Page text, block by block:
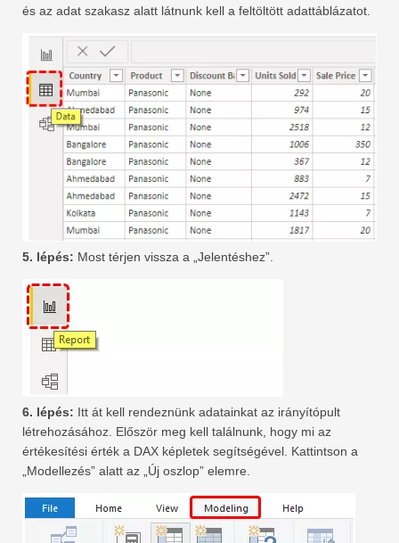
és az adat szakasz alatt látnunk kell a feltöltött adattáblázatot.
5. lépés: Most térjen vissza a „Jelentéshez”.
6. lépés: Itt át kell rendeznünk adatainkat az irányítópult
létrehozásához. Először meg kell találnunk, hogy mi az
értékesítési érték a DAX képletek segítségével. Kattintson a
„Modellezés” alatt az „Új oszlop” elemre.